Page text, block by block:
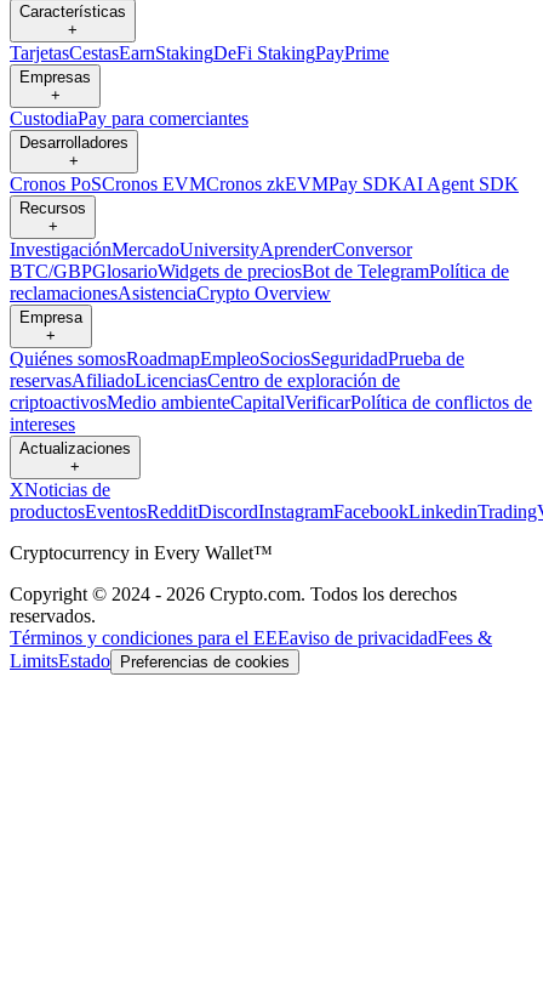
Características
+
TarjetasCestasEarnStakingDeFi StakingPayPrime
Empresas
+
CustodiaPay para comerciantes
Desarrolladores
+
Cronos PoSCronos EVMCronos zkEVMPay SDKAI Agent SDK
Recursos
+
InvestigaciónMercadoUniversityAprenderConversor
BTC/GBPGlosarioWidgets de preciosBot de TelegramPolítica de
reclamacionesAsistenciaCrypto Overview
Empresa
+
Quiénes somosRoadmapEmpleoSociosSeguridadPrueba de
reservasAfiliadoLicenciasCentro de exploración de
criptoactivosMedio ambienteCapitalVerificarPolítica de conflictos de
intereses
Actualizaciones
+
XNoticias de
productosEventosRedditDiscordInstagramFacebookLinkedin
Cryptocurrency in Every Wallet™
Copyright © 2024 - 2026 Crypto.com. Todos los derechos
reservados.
Términos y condiciones para el EEEaviso de privacidadFees &
LimitsEstado Preferencias de cookies